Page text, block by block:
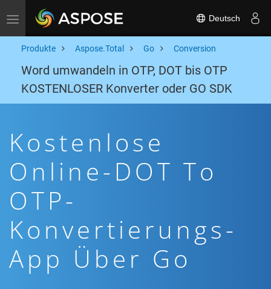
Toggle navigation Deutsch
Produkte Aspose.Total Go Conversion
Word umwandeln in OTP, DOT bis OTP
KOSTENLOSER Konverter oder GO SDK
Kostenlose
Online-DOT To
OTP-
Konvertierungs-
App Über Go